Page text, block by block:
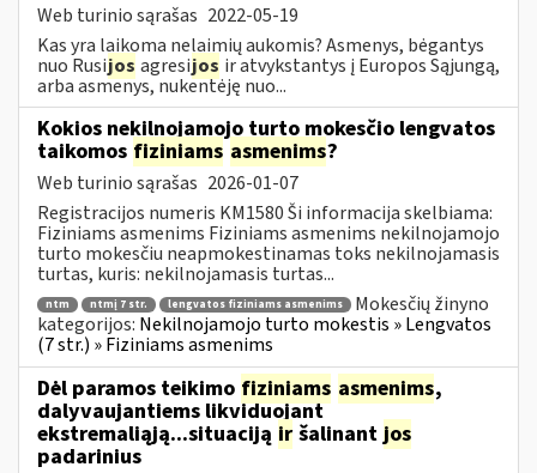
Web turinio sąrašas 2022-05-19
Kas yra laikoma nelaimių aukomis? Asmenys, bėgantys
nuo Rusijos agresijos ir atvykstantys į Europos Sąjungą,
arba asmenys, nukentėję nuo...
Kokios nekilnojamojo turto mokesčio lengvatos
taikomos fiziniams asmenims?
Web turinio sąrašas 2026-01-07
Registracijos numeris KM1580 Ši informacija skelbiama:
Fiziniams asmenims Fiziniams asmenims nekilnojamojo
turto mokesčiu neapmokestinamas toks nekilnojamasis
turtas, kuris: nekilnojamasis turtas...
ntm ntmį 7 str. lengvatos fiziniams asmenims
Mokesčių žinyno
kategorijos: Nekilnojamojo turto mokestis » Lengvatos
(7 str.) » Fiziniams asmenims
Dėl paramos teikimo fiziniams asmenims,
dalyvaujantiems likviduojant
ekstremaliąją...situaciją ir šalinant jos
padarinius